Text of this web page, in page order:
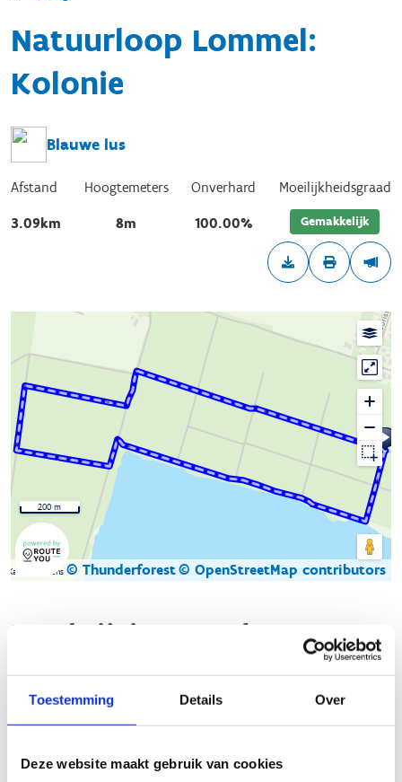
Toestemming Details Over
Deze website maakt gebruik van cookies
Natuurloop Lommel:
Kolonie
Blauwe lus
Afstand
3.09km
Hoogtemeters
8m
Onverhard
100.00%
Moeilijkheidsgraad
Gemakkelijk
Kaartgegevens © Thunderforest© OpenStreetMap contributors
200 m
Beschrijving van de route
vier verschillende natuur- en bosgebieden:
Sahara,
Kolonie,WaaltjesbosenKattenbos. Door de connecties
dus ook afstanden mogelijk. Zo zijn de parcours van Kolonie,